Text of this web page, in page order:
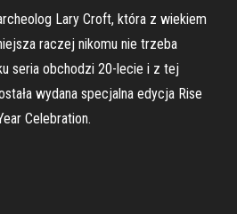
Lary Croft, która z wiekiem
raczej nikomu nie trzeba
seria obchodzi 20-lecie i z tej
wydana specjalna edycja Rise
Celebration.